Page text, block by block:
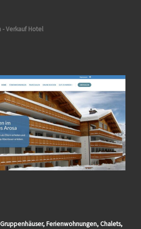
- Verkauf Hotel
Ferienwohnungen, Chalets,